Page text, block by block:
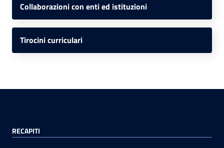
Collaborazioni con enti ed istituzioni
Tirocini curriculari
RECAPITI